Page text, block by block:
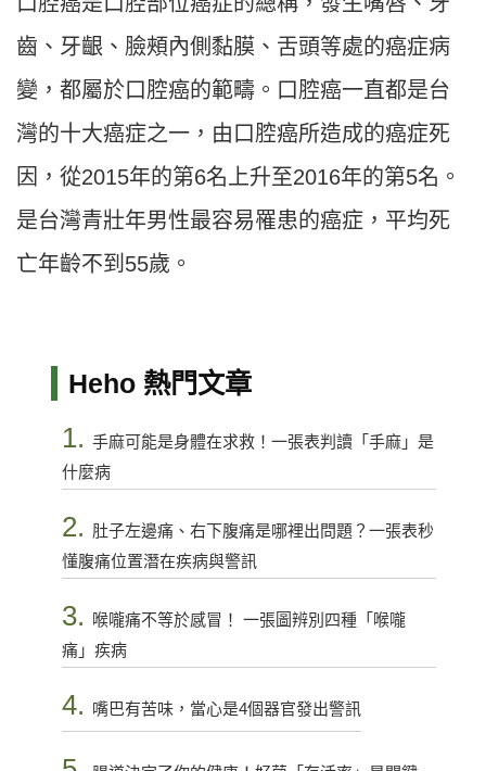
齒、牙齦、臉頰內側黏膜、舌頭等處的癌症病
變，都屬於口腔癌的範疇。口腔癌一直都是台
灣的十大癌症之一，由口腔癌所造成的癌症死
因，從2015年的第6名上升至2016年的第5名。
是台灣青壯年男性最容易罹患的癌症，平均死
亡年齡不到55歲。
Heho 熱門文章
1. 手麻可能是身體在求救！一張表判讀「手麻」是
什麼病
2. 肚子左邊痛、右下腹痛是哪裡出問題？一張表秒
懂腹痛位置潛在疾病與警訊
3.
喉嚨痛不等於感冒！ 一張圖辨別四種「喉嚨
痛」疾病
4. 嘴巴有苦味，當心是4個器官發出警訊